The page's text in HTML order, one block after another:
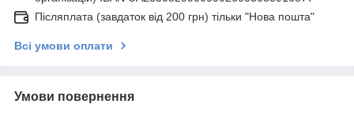
Післяплата (завдаток від 200 грн) тільки "Нова пошта"
Всі умови оплати
Умови повернення